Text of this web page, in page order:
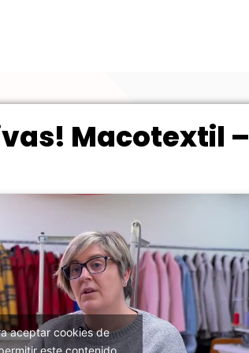
Macotextil –
aceptar cookies de
este contenido